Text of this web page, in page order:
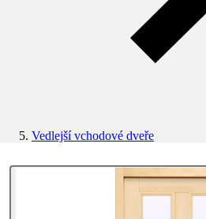
Vedlejší vchodové dveře